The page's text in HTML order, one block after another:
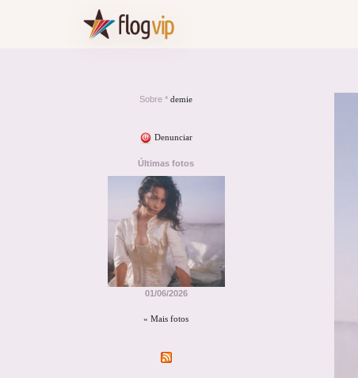
Sobre * demie
Denunciar
Últimas fotos
01/06/2026
« Mais fotos